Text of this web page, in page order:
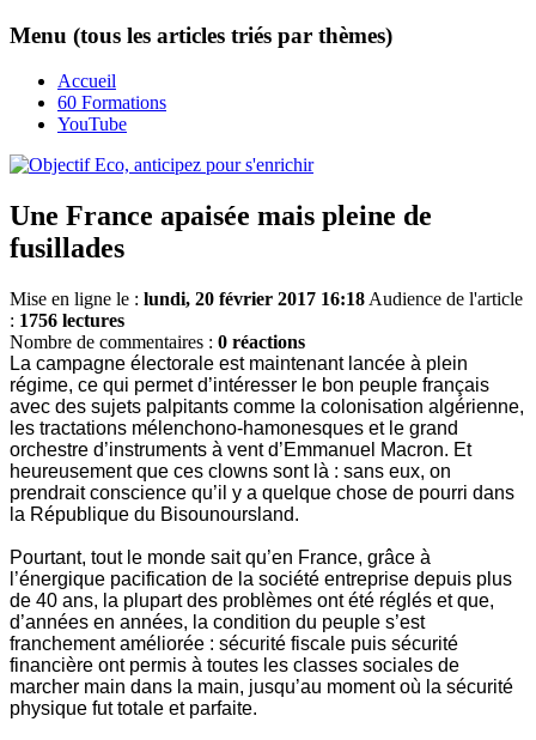
Menu (tous les articles triés par thèmes)
Accueil
60 Formations
YouTube
Une France apaisée mais pleine de
fusillades
Mise en ligne le : lundi, 20 février 2017 16:18 Audience de l'article
: 1756 lectures
Nombre de commentaires : 0 réactions
La campagne électorale est maintenant lancée à plein
régime, ce qui permet d’intéresser le bon peuple français
avec des sujets palpitants comme la colonisation algérienne,
les tractations mélenchono-hamonesques et le grand
orchestre d’instruments à vent d’Emmanuel Macron. Et
heureusement que ces clowns sont là : sans eux, on
prendrait conscience qu’il y a quelque chose de pourri dans
la République du Bisounoursland.
Pourtant, tout le monde sait qu’en France, grâce à
l’énergique pacification de la société entreprise depuis plus
de 40 ans, la plupart des problèmes ont été réglés et que,
d’années en années, la condition du peuple s’est
franchement améliorée : sécurité fiscale puis sécurité
financière ont permis à toutes les classes sociales de
marcher main dans la main, jusqu’au moment où la sécurité
physique fut totale et parfaite.